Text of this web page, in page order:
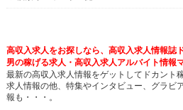
日払いや即決求人、また社員登用ありなど、働き方・
ただけます。接客が好き！という方や、コツコツ集中
種で高収入求人を探してみませんか？
人気のPCオペレーター、PC入力の求人もたくさん掲載
れたデータ情報を入力したり原稿を書いたりするのが